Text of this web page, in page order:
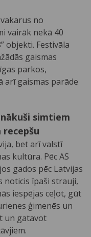
no
vairāk nekā 40
objekti. Festivāla
gaismas
parkos,
arī gaismas parāde
simtiem
bet arī valstī
kultūra. Pēc AS
gados pēc Latvijas
noticis īpaši strauji,
iespējas ceļot, gūt
ģimenēs un
un gatavot